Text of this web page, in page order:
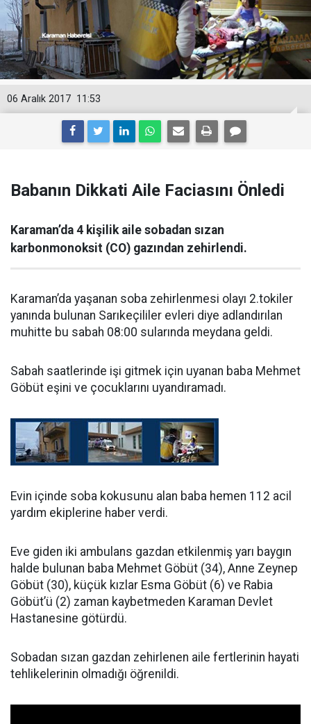
11:53
06 Aralık 2017
Babanın Dikkati Aile Faciasını Önledi
Karaman’da 4 kişilik aile sobadan sızan
karbonmonoksit (CO) gazından zehirlendi.
Karaman’da yaşanan soba zehirlenmesi olayı 2.tokiler
yanında bulunan Sarıkeçililer evleri diye adlandırılan
muhitte bu sabah 08:00 sularında meydana geldi.
Sabah saatlerinde işi gitmek için uyanan baba Mehmet
Göbüt eşini ve çocuklarını uyandıramadı.
Evin içinde soba kokusunu alan baba hemen 112 acil
yardım ekiplerine haber verdi.
Eve giden iki ambulans gazdan etkilenmiş yarı baygın
halde bulunan baba Mehmet Göbüt (34), Anne Zeynep
Göbüt (30), küçük kızlar Esma Göbüt (6) ve Rabia
Göbüt’ü (2) zaman kaybetmeden Karaman Devlet
Hastanesine götürdü.
Sobadan sızan gazdan zehirlenen aile fertlerinin hayati
tehlikelerinin olmadığı öğrenildi.